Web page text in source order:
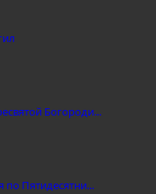
Богороди...
по Пятидесятни...